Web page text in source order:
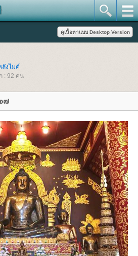
งไมค์
: 92 คน
๗